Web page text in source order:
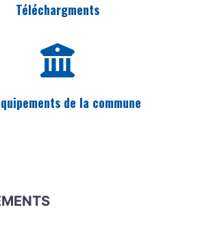
Téléchargments
de la commune